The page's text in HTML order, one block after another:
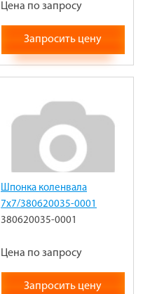
Цена по запросу
Запросить цену
Шпонка коленвала
7х7/380620035-0001
380620035-0001
Цена по запросу
Запросить цену